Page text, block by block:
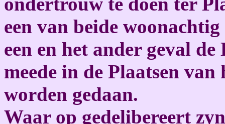
een van beide
een en het ander geval
meede in de Plaatsen
worden gedaan.
Waar op gedelibereert